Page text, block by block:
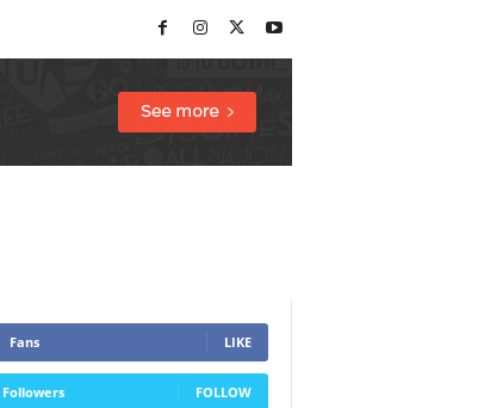
Fans LIKE
Followers FOLLOW